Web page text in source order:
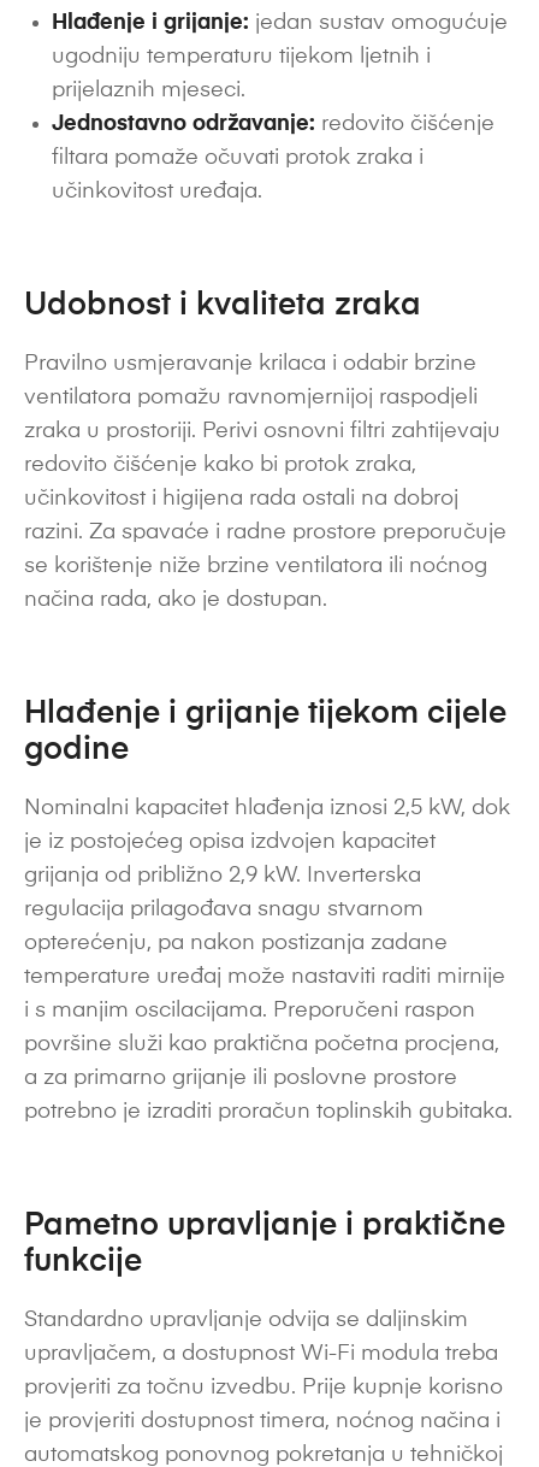
Hlađenje i grijanje: jedan sustav omogućuje
ugodniju temperaturu tijekom ljetnih i
prijelaznih mjeseci.
Jednostavno održavanje: redovito čišćenje
filtara pomaže očuvati protok zraka i
učinkovitost uređaja.
Udobnost i kvaliteta zraka
Pravilno usmjeravanje krilaca i odabir brzine
ventilatora pomažu ravnomjernijoj raspodjeli
zraka u prostoriji. Perivi osnovni filtri zahtijevaju
redovito čišćenje kako bi protok zraka,
učinkovitost i higijena rada ostali na dobroj
razini. Za spavaće i radne prostore preporučuje
se korištenje niže brzine ventilatora ili noćnog
načina rada, ako je dostupan.
Hlađenje i grijanje tijekom cijele
godine
Nominalni kapacitet hlađenja iznosi 2,5 kW, dok
je iz postojećeg opisa izdvojen kapacitet
grijanja od približno 2,9 kW. Inverterska
regulacija prilagođava snagu stvarnom
opterećenju, pa nakon postizanja zadane
temperature uređaj može nastaviti raditi mirnije
i s manjim oscilacijama. Preporučeni raspon
površine služi kao praktična početna procjena,
a za primarno grijanje ili poslovne prostore
potrebno je izraditi proračun toplinskih gubitaka.
Pametno upravljanje i praktične
funkcije
Standardno upravljanje odvija se daljinskim
upravljačem, a dostupnost Wi-Fi modula treba
provjeriti za točnu izvedbu. Prije kupnje korisno
je provjeriti dostupnost timera, noćnog načina i
automatskog ponovnog pokretanja u tehničkoj